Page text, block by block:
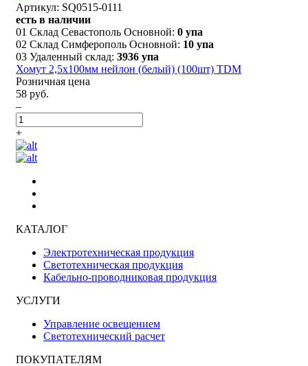
Артикул: SQ0515-0111
есть в наличии
01 Склад Севастополь Основной: 0 упа
02 Склад Симферополь Основной: 10 упа
03 Удаленный склад: 3936 упа
Хомут 2,5х100мм нейлон (белый) (100шт) TDM
Розничная цена
58 руб.
–
+
КАТАЛОГ
Электротехническая продукция
Светотехническая продукция
Кабельно-проводниковая продукция
УСЛУГИ
Управление освещением
Светотехнический расчет
ПОКУПАТЕЛЯМ